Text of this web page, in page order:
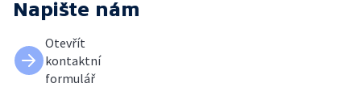
Napište nám
Otevřít
kontaktní
formulář